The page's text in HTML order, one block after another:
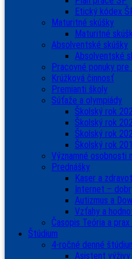
Etický kódex
Maturitné skúšky
Maturitné
Absolventské skúšky
Absolventské
Pracovné ponuky pre
Krúžková činnosť
Premianti školy
Súťaže a olympiády
Školský rok
Školský rok
Školský rok
Školský rok
Významné osobnosti
Prednášky
Kaser a
Internet –
Autizmus a
Vzťahy a
Časopis Teória a prax
Štúdium
4-ročné denné
Asistent